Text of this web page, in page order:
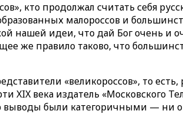
кто продолжал считать себя
малороссов и
нашей идеи, что дай Бог очень и
же правило таково, что
«великороссов», то есть,
века издатель «Московского
выводы были категоричными — ни